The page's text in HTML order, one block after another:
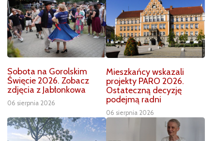
Sobota na Gorolskim
Święcie 2026. Zobacz
zdjęcia z Jabłonkowa
06 sierpnia 2026
Mieszkańcy wskazali
projekty PARO 2026.
Ostateczną decyzję
podejmą radni
06 sierpnia 2026